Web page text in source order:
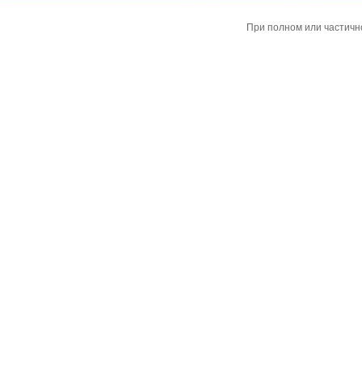
При полном или